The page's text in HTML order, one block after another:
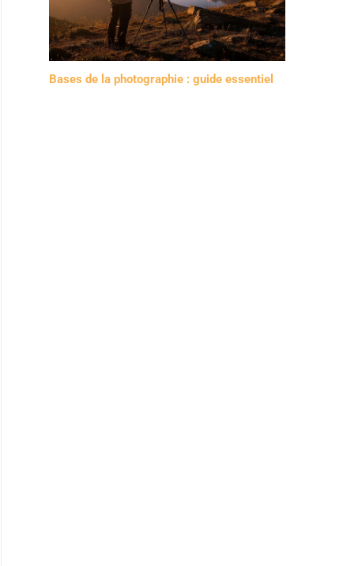
Bases de la photographie : guide essentiel